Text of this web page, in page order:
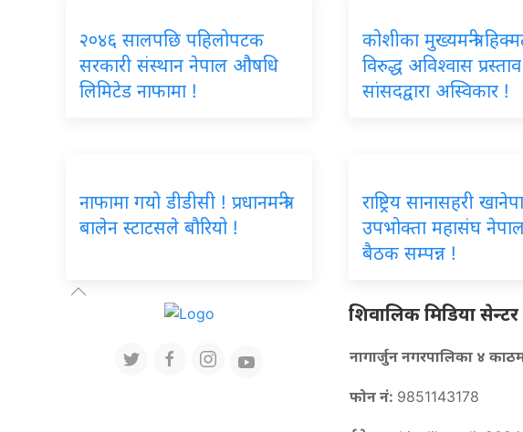
२०४६ सालपछि पहिलोपटक
सरकारी संस्थान नेपाल औषधि
लिमिटेड नाफामा !
कोशीका मुख्यमन्त्री
विरुद्ध अविश्वास
सांसदद्वारा अस्विकार !
नाफामा गयो डीडीसी ! प्रधानमन्त्री
बालेन स्टाटसले बौरियो !
राष्ट्रिय सानासहरी
उपभोक्ता महासंघ
बैठक सम्पन्न !
शिवालिक मिडिया सेन्टर
नागार्जुन नगरपालिका ४
फोन नं: 9851143178